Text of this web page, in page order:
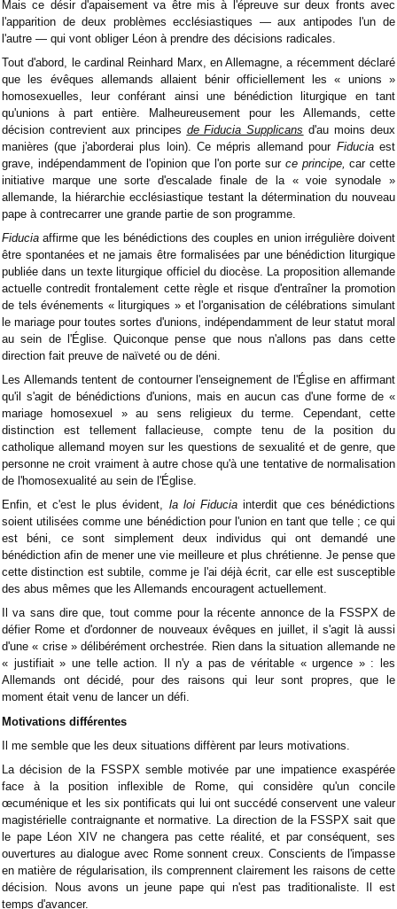
Mais ce désir d'apaisement va être mis à l'épreuve sur deux fronts avec
l'apparition de deux problèmes ecclésiastiques — aux antipodes l'un de
l'autre — qui vont obliger Léon à prendre des décisions radicales.
Tout d'abord, le cardinal Reinhard Marx, en Allemagne, a récemment déclaré
que les évêques allemands allaient bénir officiellement les « unions »
homosexuelles, leur conférant ainsi une bénédiction liturgique en tant
qu'unions à part entière. Malheureusement pour les Allemands, cette
décision contrevient aux principes de Fiducia Supplicans d'au moins deux
manières (que j'aborderai plus loin). Ce mépris allemand pour Fiduciaest
grave, indépendamment de l'opinion que l'on porte sur ce principe, car cette
initiative marque une sorte d'escalade finale de la « voie synodale »
allemande, la hiérarchie ecclésiastique testant la détermination du nouveau
pape à contrecarrer une grande partie de son programme.
Fiducia affirme que les bénédictions des couples en union irrégulière doivent
être spontanées et ne jamais être formalisées par une bénédiction liturgique
publiée dans un texte liturgique officiel du diocèse. La proposition allemande
actuelle contredit frontalement cette règle et risque d'entraîner la promotion
de tels événements « liturgiques » et l'organisation de célébrations simulant
le mariage pour toutes sortes d'unions, indépendamment de leur statut moral
au sein de l'Église. Quiconque pense que nous n'allons pas dans cette
direction fait preuve de naïveté ou de déni.
Les Allemands tentent de contourner l'enseignement de l'Église en affirmant
qu'il s'agit de bénédictions d'unions, mais en aucun cas d'une forme de «
mariage homosexuel » au sens religieux du terme. Cependant, cette
distinction est tellement fallacieuse, compte tenu de la position du
catholique allemand moyen sur les questions de sexualité et de genre, que
personne ne croit vraiment à autre chose qu'à une tentative de normalisation
de l'homosexualité au sein de l'Église.
Enfin, et c'est le plus évident, la loi Fiduciainterdit que ces bénédictions
soient utilisées comme une bénédiction pour l'union en tant que telle ; ce qui
est béni, ce sont simplement deux individus qui ont demandé une
bénédiction afin de mener une vie meilleure et plus chrétienne. Je pense que
cette distinction est subtile, comme je l'ai déjà écrit, car elle est susceptible
des abus mêmes que les Allemands encouragent actuellement.
Il va sans dire que, tout comme pour la récente annonce de la FSSPX de
défier Rome et d'ordonner de nouveaux évêques en juillet, il s'agit là aussi
d'une « crise » délibérément orchestrée. Rien dans la situation allemande ne
« justifiait » une telle action. Il n'y a pas de véritable « urgence » : les
Allemands ont décidé, pour des raisons qui leur sont propres, que le
moment était venu de lancer un défi.
Motivations différentes
Il me semble que les deux situations diffèrent par leurs motivations.
La décision de la FSSPX semble motivée par une impatience exaspérée
face à la position inflexible de Rome, qui considère qu'un concile
œcuménique et les six pontificats qui lui ont succédé conservent une valeur
magistérielle contraignante et normative. La direction de la FSSPX sait que
le pape Léon XIV ne changera pas cette réalité, et par conséquent, ses
ouvertures au dialogue avec Rome sonnent creux. Conscients de l'impasse
en matière de régularisation, ils comprennent clairement les raisons de cette
décision. Nous avons un jeune pape qui n'est pas traditionaliste. Il est
temps d'avancer.